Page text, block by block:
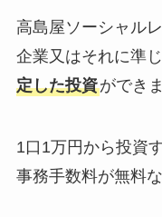
高島屋ソーシャル
企業又はそれに準
定した投資ができ
1口1万円から投資
事務手数料が無料